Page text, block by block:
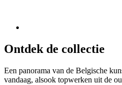
Ontdek de collectie
Een panorama van de Belgische
vandaag, alsook topwerken uit de